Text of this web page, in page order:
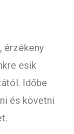
érzékeny
esik
Időbe
és követni